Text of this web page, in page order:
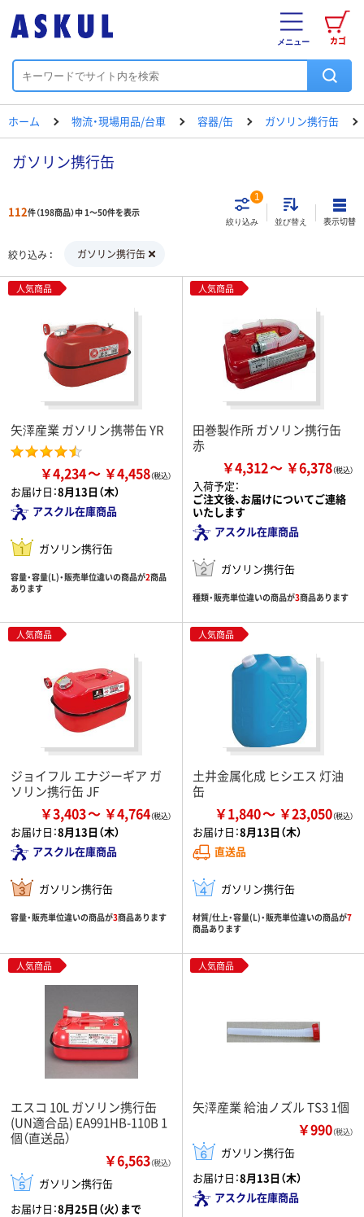
カゴ
メニュー
ホーム 物流・現場用品/台車 容器/缶 ガソリン携行缶
ガソリン携行缶
112件（198商品）中 1～50件を表示
絞り込み
1
並び替え 表示切替
絞り込み ガソリン携行缶
人気商品
矢澤産業 ガソリン携帯缶 YR
￥4,234 ￥4,458
お届け日：8月13日（木）
アスクル在庫商品
ガソリン携行缶
容量・容量(L)・販売単位違いの商品が2商品
あります
人気商品
田巻製作所 ガソリン携行缶
赤
￥4,312 ￥6,378
入荷予定：
ご注文後、お届けについてご連絡
いたします
アスクル在庫商品
ガソリン携行缶
種類・販売単位違いの商品が3商品あります
人気商品
ジョイフル エナジーギア ガ
ソリン携行缶 JF
￥3,403 ￥4,764
お届け日：8月13日（木）
アスクル在庫商品
ガソリン携行缶
容量・販売単位違いの商品が3商品あります
人気商品
土井金属化成 ヒシエス 灯油
缶
￥1,840 ￥23,050
お届け日：8月13日（木）
直送品
ガソリン携行缶
材質/仕上・容量(L)・販売単位違いの商品が7
商品あります
人気商品
エスコ 10L ガソリン携行缶
(UN適合品) EA991HB-110B 1
個（直送品）
￥6,563（税込）
ガソリン携行缶
お届け日：8月25日（火）まで
人気商品
矢澤産業 給油ノズル TS3 1個
￥990（税込）
ガソリン携行缶
お届け日：8月13日（木）
アスクル在庫商品